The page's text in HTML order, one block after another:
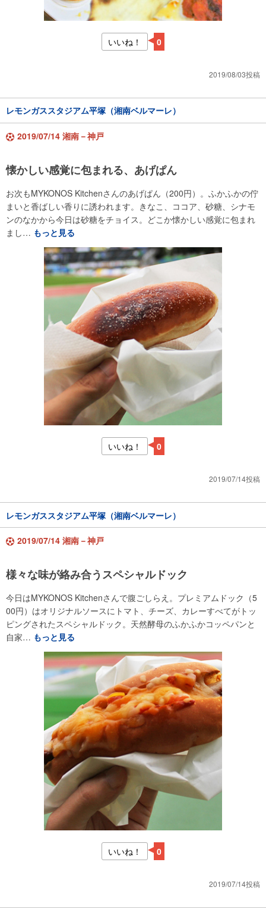
いいね！ 0
2019/08/03投稿
レモンガススタジアム平塚（湘南ベルマーレ）
2019/07/14 湘南－神戸
懐かしい感覚に包まれる、あげぱん
お次もMYKONOS Kitchenさんのあげぱん（200円）。ふかふかの佇
まいと香ばしい香りに誘われます。きなこ、ココア、砂糖、シナモ
ンのなかから今日は砂糖をチョイス。どこか懐かしい感覚に包まれ
まし… もっと見る
いいね！ 0
2019/07/14投稿
レモンガススタジアム平塚（湘南ベルマーレ）
2019/07/14 湘南－神戸
様々な味が絡み合うスペシャルドック
今日はMYKONOS Kitchenさんで腹ごしらえ。プレミアムドック（5
00円）はオリジナルソースにトマト、チーズ、カレーすべてがトッ
ピングされたスペシャルドック。天然酵母のふかふかコッペパンと
自家… もっと見る
いいね！ 0
2019/07/14投稿